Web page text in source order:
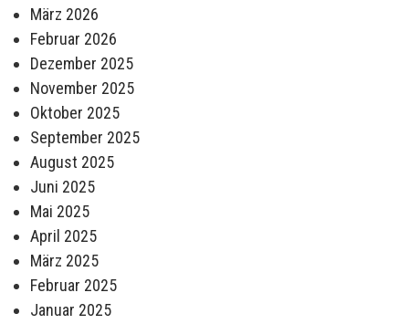
März 2026
Februar 2026
Dezember 2025
November 2025
Oktober 2025
September 2025
August 2025
Juni 2025
Mai 2025
April 2025
März 2025
Februar 2025
Januar 2025